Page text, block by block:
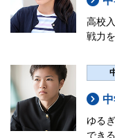
高校
戦力
ゆる
でき